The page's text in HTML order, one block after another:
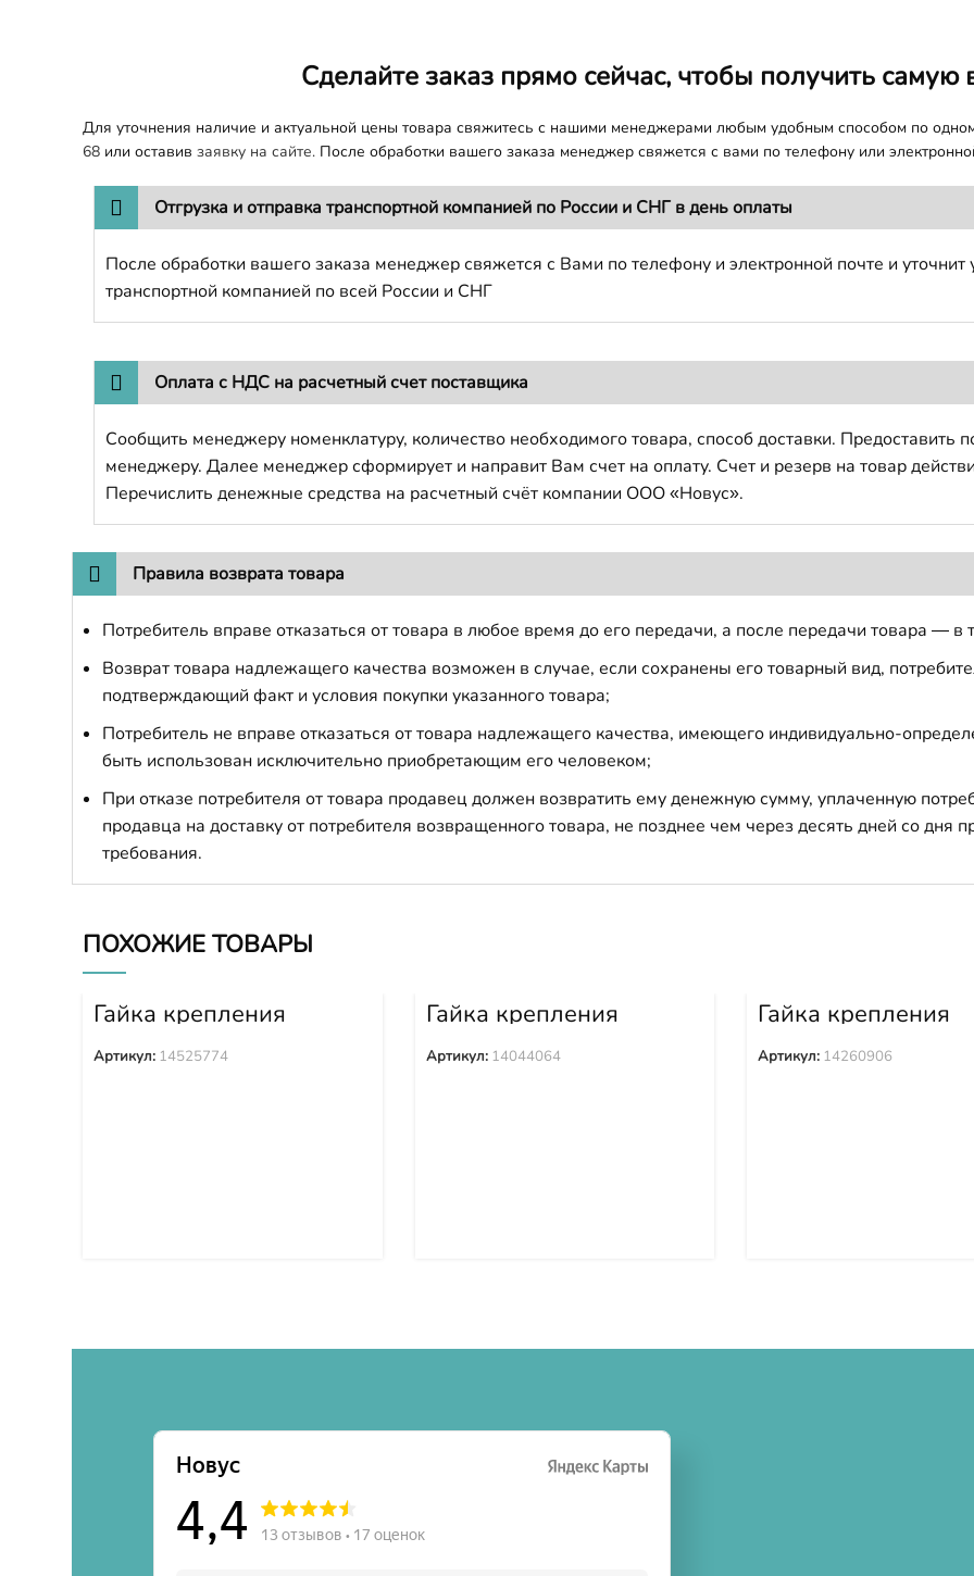
Сделайте заказ прямо сейчас, чтобы получить
Для уточнения наличие и актуальной цены товара свяжитесь с нашими менеджерами любым удобным способом по
68 или оставив заявку на сайте. После обработки вашего заказа менеджер свяжется с вами по телефону или
Отгрузка и отправка транспортной компанией по России и СНГ в день оплаты
После обработки вашего заказа менеджер свяжется с Вами по телефону и электронной почте и
транспортной компанией по всей России и СНГ
Оплата с НДС на расчетный счет поставщика
Сообщить менеджеру номенклатуру, количество необходимого товара, способ доставки.
менеджеру. Далее менеджер сформирует и направит Вам счет на оплату. Счет и резерв на товар
Перечислить денежные средства на расчетный счёт компании ООО «Новус».
Правила возврата товара
Потребитель вправе отказаться от товара в любое время до его передачи, а после передачи товара — в
Возврат товара надлежащего качества возможен в случае, если сохранены его товарный вид,
подтверждающий факт и условия покупки указанного товара;
Потребитель не вправе отказаться от товара надлежащего качества, имеющего индивидуально-
быть использован исключительно приобретающим его человеком;
При отказе потребителя от товара продавец должен возвратить ему денежную сумму, уплаченную
продавца на доставку от потребителя возвращенного товара, не позднее чем через десять дней со дня
требования.
ПОХОЖИЕ ТОВАРЫ
Гайка крепления
башмака 14525774
Артикул: 14525774
Гайка крепления
башмака 14044064
Артикул: 14044064
Гайка крепления
башмака
Артикул: 14260906